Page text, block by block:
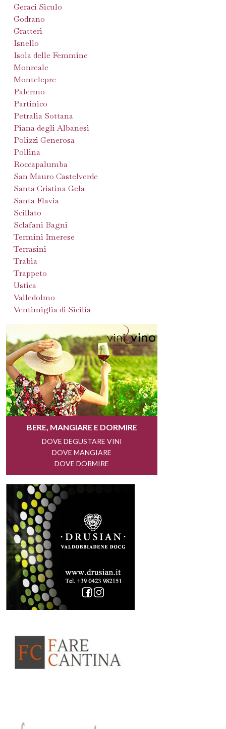
Geraci Siculo
Godrano
Gratteri
Isnello
Isola delle Femmine
Monreale
Montelepre
Palermo
Partinico
Petralia Sottana
Piana degli Albanesi
Polizzi Generosa
Pollina
Roccapalumba
San Mauro Castelverde
Santa Cristina Gela
Santa Flavia
Scillato
Sclafani Bagni
Termini Imerese
Terrasini
Trabia
Trappeto
Ustica
Valledolmo
Ventimiglia di Sicilia